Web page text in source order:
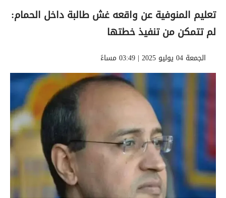
تعليم المنوفية عن واقعه غش طالبة داخل الحمام:
لم تتمكن من تنفيذ خطتها
الجمعة 04 يوليو 2025 | 03:49 مساءً